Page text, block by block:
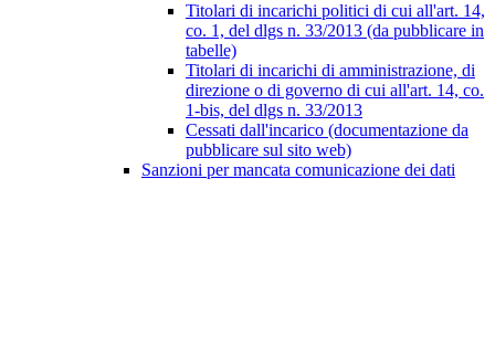
Titolari di incarichi politici di cui all'art. 14,
co. 1, del dlgs n. 33/2013 (da pubblicare in
tabelle)
Titolari di incarichi di amministrazione, di
direzione o di governo di cui all'art. 14, co.
1-bis, del dlgs n. 33/2013
Cessati dall'incarico (documentazione da
pubblicare sul sito web)
Sanzioni per mancata comunicazione dei dati